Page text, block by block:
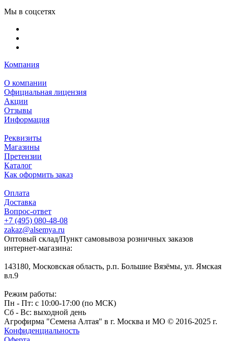
Мы в соцсетях
Компания
О компании
Официальная лицензия
Акции
Отзывы
Информация
Реквизиты
Магазины
Претензии
Каталог
Как оформить заказ
Оплата
Доставка
Вопрос-ответ
+7 (495) 080-48-08
zakaz@alsemya.ru
Оптовый склад/Пункт самовывоза розничных заказов
интернет-магазина:
143180, Московская область, р.п. Большие Вязёмы, ул. Ямская
вл.9
Режим работы:
Пн - Пт: с 10:00-17:00 (по МСК)
Сб - Вс: выходной день
Агрофирма "Семена Алтая" в г. Москва и МО © 2016-2025 г.
Конфиденциальность